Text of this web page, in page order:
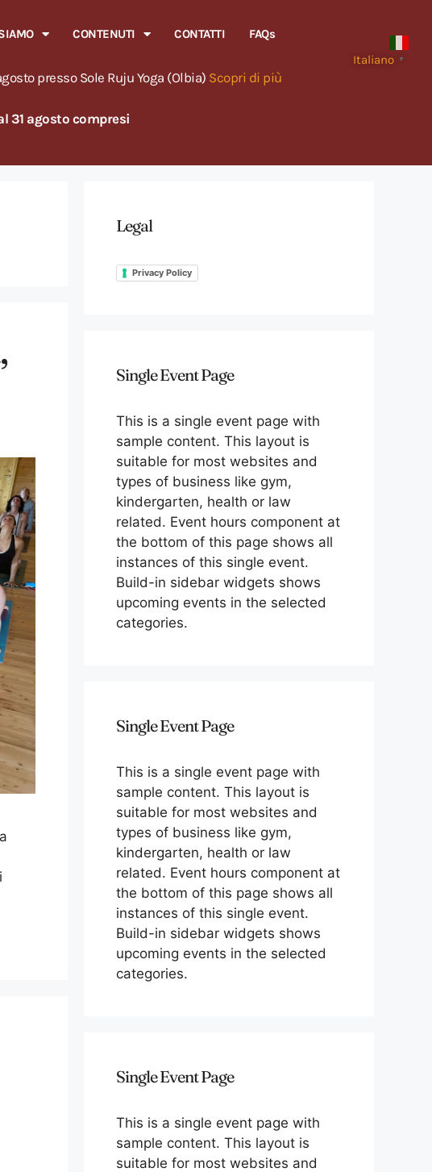
CONTENUTI CONTATTI FAQs
presso Sole Ruju Yoga (Olbia) Scopri di più
31 agosto compresi
Italiano ▼
Legal
Privacy Policy
Single Event Page
This is a single event page with
sample content. This layout is
suitable for most websites and
types of business like gym,
kindergarten, health or law
related. Event hours component at
the bottom of this page shows all
instances of this single event.
Build-in sidebar widgets shows
upcoming events in the selected
categories.
Single Event Page
This is a single event page with
sample content. This layout is
suitable for most websites and
types of business like gym,
kindergarten, health or law
related. Event hours component at
the bottom of this page shows all
instances of this single event.
Build-in sidebar widgets shows
upcoming events in the selected
categories.
Single Event Page
This is a single event page with
sample content. This layout is
suitable for most websites and